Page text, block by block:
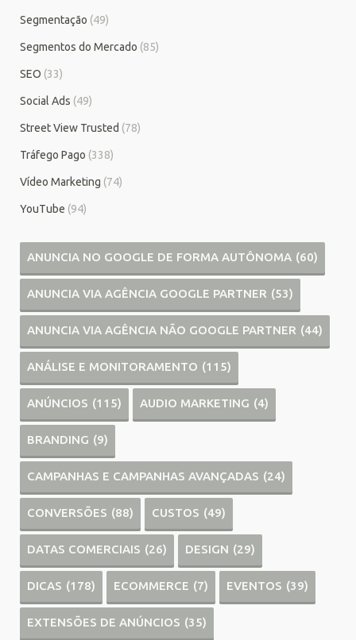
Segmentação (49)
Segmentos do Mercado (85)
SEO (33)
Social Ads (49)
Street View Trusted (78)
Tráfego Pago (338)
Vídeo Marketing (74)
YouTube (94)
ANUNCIA NO GOOGLE DE FORMA AUTÔNOMA (60)
ANUNCIA VIA AGÊNCIA GOOGLE PARTNER (53)
ANUNCIA VIA AGÊNCIA NÃO GOOGLE PARTNER (44)
ANÁLISE E MONITORAMENTO (115)
ANÚNCIOS (115) AUDIO MARKETING (4)
BRANDING (9)
CAMPANHAS E CAMPANHAS AVANÇADAS (24)
CONVERSÕES (88) CUSTOS (49)
DATAS COMERCIAIS (26) DESIGN (29)
DICAS (178) ECOMMERCE (7) EVENTOS (39)
EXTENSÕES DE ANÚNCIOS (35)